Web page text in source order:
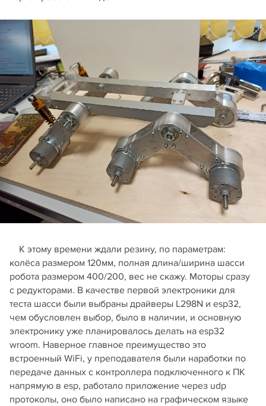
К этому времени ждали резину, по параметрам:
колёса размером 120мм, полная длина/ширина шасси
робота размером 400/200, вес не скажу. Моторы сразу
с редукторами. В качестве первой электроники для
теста шасси были выбраны драйверы L298N и esp32,
чем обусловлен выбор, было в наличии, и основную
электронику уже планировалось делать на esp32
wroom. Наверное главное преимущество это
встроенный WiFi, у преподавателя были наработки по
передаче данных с контроллера подключенного к ПК
напрямую в esp, работало приложение через udp
протоколы, оно было написано на графическом языке